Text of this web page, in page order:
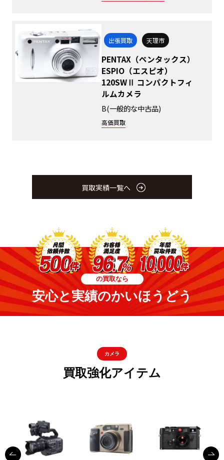
出張買取 天理市
PENTAX（ペンタックス）
ESPIO（エスピオ）
120SWⅡ コンパクトフィ
ルムカメラ
B(一般的な中古品)
高価買取
買取実績一覧へ
の買取なら
安心と実績のかいほうどう
カメラ
買取強化アイテム